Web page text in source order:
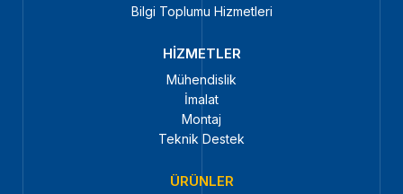
Bilgi Toplumu Hizmetleri
HİZMETLER
Mühendislik
İmalat
Montaj
Teknik Destek
ÜRÜNLER